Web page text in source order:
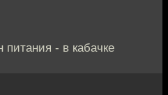
- в кабачке